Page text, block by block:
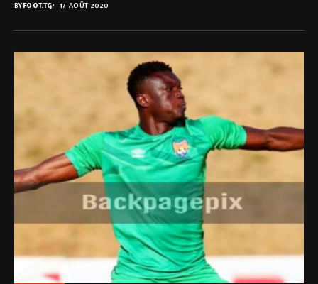
BYFOOT.TG 17 AOÛT 2020